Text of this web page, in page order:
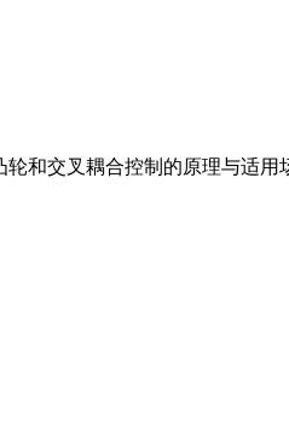
和交叉耦合控制的原理与适用